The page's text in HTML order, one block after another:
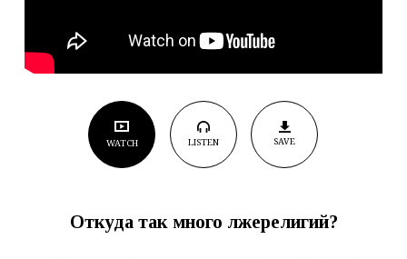
WATCH LISTEN SAVE
Откуда так много лжерелигий?